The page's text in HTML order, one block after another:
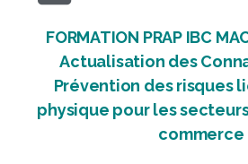
FORMATION PRAP IBC
Actualisation des
Prévention des risques
physique pour les
commerce